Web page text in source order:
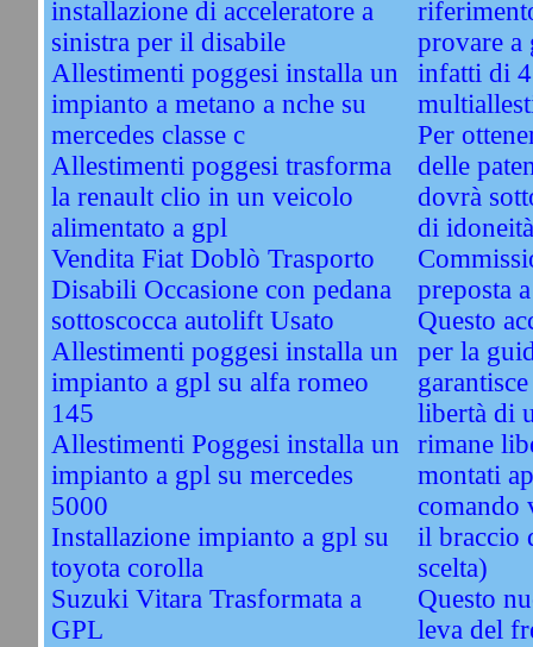
installazione di acceleratore a
sinistra per il disabile
Allestimenti poggesi installa un
impianto a metano a nche su
mercedes classe c
Allestimenti poggesi trasforma
la renault clio in un veicolo
alimentato a gpl
Vendita Fiat Doblò Trasporto
Disabili Occasione con pedana
sottoscocca autolift Usato
Allestimenti poggesi installa un
impianto a gpl su alfa romeo
145
Allestimenti Poggesi installa un
impianto a gpl su mercedes
5000
Installazione impianto a gpl su
toyota corolla
Suzuki Vitara Trasformata a
GPL
provare a
infatti di
Per
delle
dovrà
di
preposta
Questo
per la
libertà di
rimane
montati
comando
il braccio
scelta)
Questo
leva del